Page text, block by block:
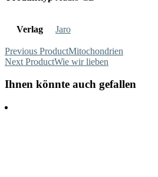
Verlag Jaro
Previous ProductMitochondrien
Next ProductWie wir lieben
Ihnen könnte auch gefallen